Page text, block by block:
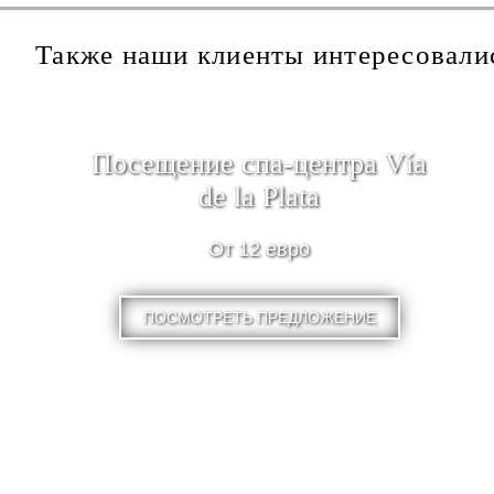
Также наши клиенты
Посещение спа-центра Vía
de la Plata
От 12 евро
ПОСМОТРЕТЬ ПРЕДЛОЖЕНИЕ